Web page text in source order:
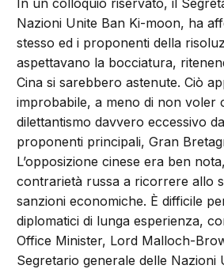
In un colloquio riservato, il
Nazioni Unite Ban Ki-moon, ha
stesso ed i proponenti della
aspettavano la bocciatura,
Cina si sarebbero astenute. Ciò
improbabile, a meno di non voler
dilettantismo davvero eccessivo
proponenti principali, Gran
L’opposizione cinese era ben
contrarietà russa a ricorrere allo
sanzioni economiche. È difficile
diplomatici di lunga esperienza,
Office Minister, Lord Malloch-
Segretario generale delle Nazioni